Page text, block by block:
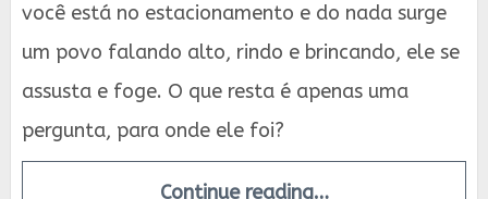
você está no estacionamento e do nada surge
um povo falando alto, rindo e brincando, ele se
assusta e foge. O que resta é apenas uma
pergunta, para onde ele foi?
Continue reading…